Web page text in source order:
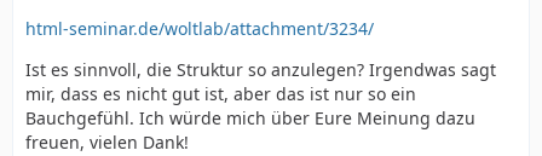
html-seminar.de/woltlab/attachment/3234/
Ist es sinnvoll, die Struktur so anzulegen? Irgendwas sagt
mir, dass es nicht gut ist, aber das ist nur so ein
Bauchgefühl. Ich würde mich über Eure Meinung dazu
freuen, vielen Dank!